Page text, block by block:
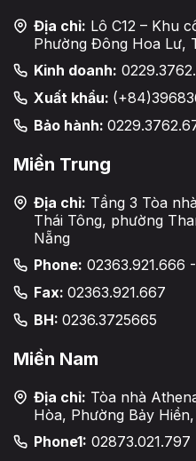
Địa chỉ: Lô C12 – Khu
Phường Đông Hoa Lư,
Kinh doanh:
Xuất khẩu:
Bảo hành:
Miền Trung
Địa chỉ: Tầng 3 Tòa
Thái Tông, phường
Nẵng
Phone: 02363.921.666
Fax: 02363.921.667
BH: 0236.3725665
Miền Nam
Địa chỉ: Tòa nhà
Hòa, Phường Bảy
Phone1: 02873.021.797